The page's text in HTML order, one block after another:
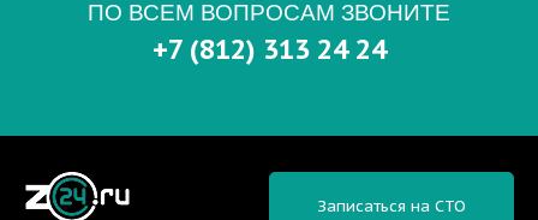
ПО ВСЕМ ВОПРОСАМ ЗВОНИТЕ
+7 (812) 313 24 24
Записаться на СТО